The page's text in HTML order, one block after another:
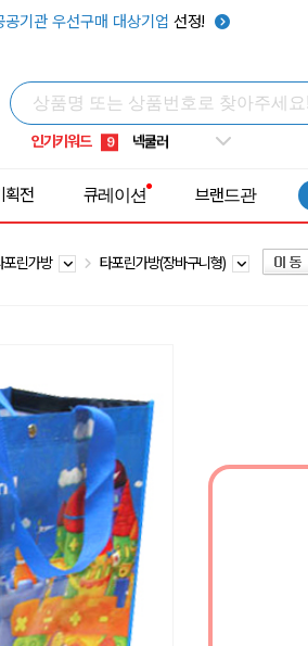
공기관 우선구매 대상기업 선정!
인기키워드
5 키캡
8 쿨토시
9 넥쿨러
1 선풍기
획전 큐레이션 브랜드관
포린가방 타포린가방(장바구니형)